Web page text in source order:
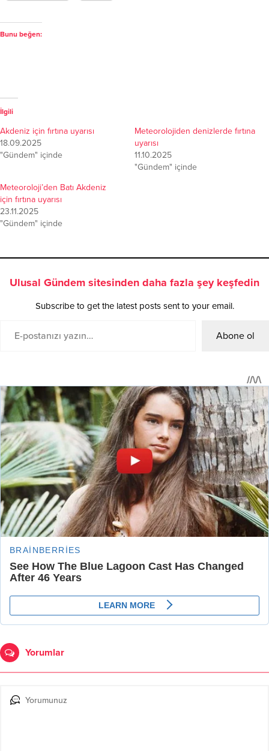
Bunu beğen:
İlgili
Akdeniz için fırtına uyarısı
18.09.2025
"Gündem" içinde
Meteorolojiden denizlerde fırtına
uyarısı
11.10.2025
"Gündem" içinde
Meteoroloji’den Batı Akdeniz
için fırtına uyarısı
23.11.2025
"Gündem" içinde
Ulusal Gündem sitesinden daha fazla şey keşfedin
Subscribe to get the latest posts sent to your email.
Abone ol
Yorumlar